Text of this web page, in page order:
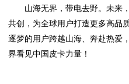
山海无界，带电去野。未来
共创，为全球用户打造更多高品
逐梦的用户跨越山海、奔赴热爱
界看见中国皮卡力量！